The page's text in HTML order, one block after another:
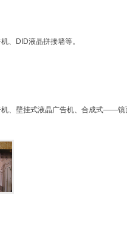
、DID液晶拼接墙等。
、壁挂式液晶广告机、合成式——镜